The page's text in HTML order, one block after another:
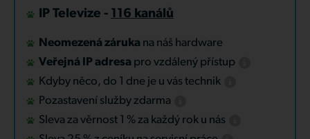
IP Televize - 116 kanálů
Neomezená záruka na náš hardware
Veřejná IP adresa pro vzdálený přístup
Kdyby něco, do 1 dne je u vás technik
Pozastavení služby zdarma
Sleva za věrnost 1 % za každý rok u nás